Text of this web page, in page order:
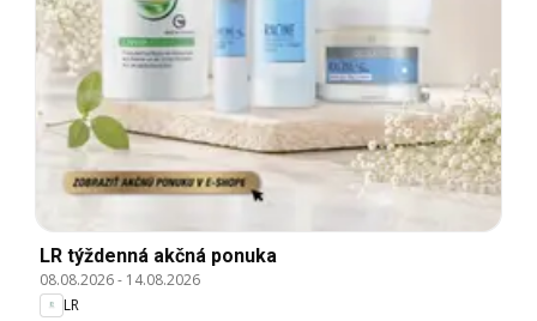
LR týždenná akčná ponuka
08.08.2026- 14.08.2026
LR